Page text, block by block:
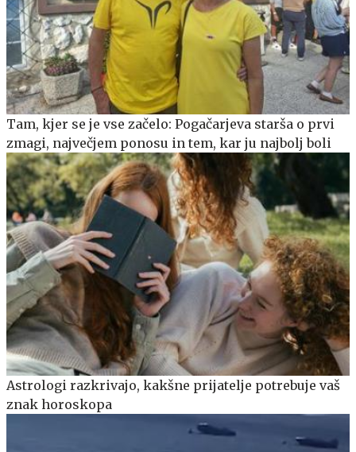
Tam, kjer se je vse začelo: Pogačarjeva starša o prvi
zmagi, največjem ponosu in tem, kar ju najbolj boli
Astrologi razkrivajo, kakšne prijatelje potrebuje vaš
znak horoskopa